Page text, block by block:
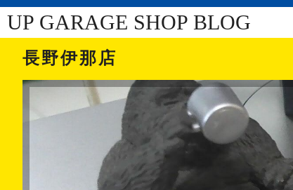
UP GARAGE SHOP BLOG
長野伊那店